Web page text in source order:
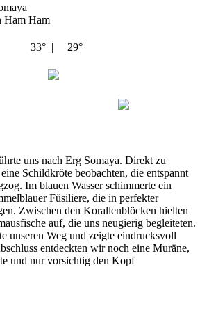
Ham Ham
33° | 29°
uns nach Erg Somaya. Direkt zu
Schildkröte beobachten, die entspannt
Im blauen Wasser schimmerte ein
Füsiliere, die in perfekter
Zwischen den Korallenblöcken hielten
auf, die uns neugierig begleiteten.
unseren Weg und zeigte eindrucksvoll
entdeckten wir noch eine Muräne,
und nur vorsichtig den Kopf